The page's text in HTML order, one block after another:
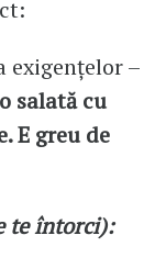
exigențelor –
salată cu
E greu de
te întorci):